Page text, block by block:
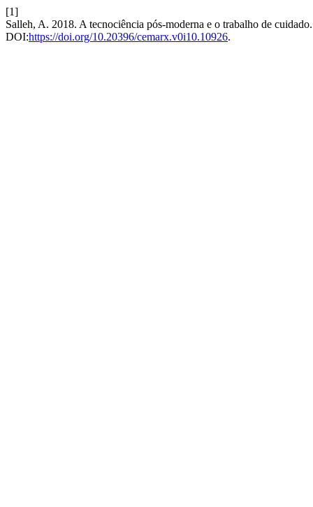
[1]
Salleh, A. 2018. A tecnociência pós-moderna e o trabalho de
DOI:https://doi.org/10.20396/cemarx.v0i10.10926.